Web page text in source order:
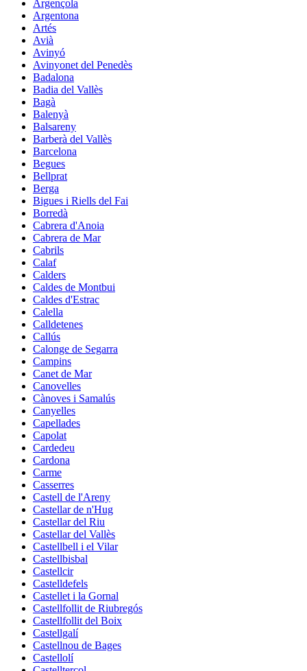
Argençola
Argentona
Artés
Avià
Avinyó
Avinyonet del Penedès
Badalona
Badia del Vallès
Bagà
Balenyà
Balsareny
Barberà del Vallès
Barcelona
Begues
Bellprat
Berga
Bigues i Riells del Fai
Borredà
Cabrera d'Anoia
Cabrera de Mar
Cabrils
Calaf
Calders
Caldes de Montbui
Caldes d'Estrac
Calella
Calldetenes
Callús
Calonge de Segarra
Campins
Canet de Mar
Canovelles
Cànoves i Samalús
Canyelles
Capellades
Capolat
Cardedeu
Cardona
Carme
Casserres
Castell de l'Areny
Castellar de n'Hug
Castellar del Riu
Castellar del Vallès
Castellbell i el Vilar
Castellbisbal
Castellcir
Castelldefels
Castellet i la Gornal
Castellfollit de Riubregós
Castellfollit del Boix
Castellgalí
Castellnou de Bages
Castellolí